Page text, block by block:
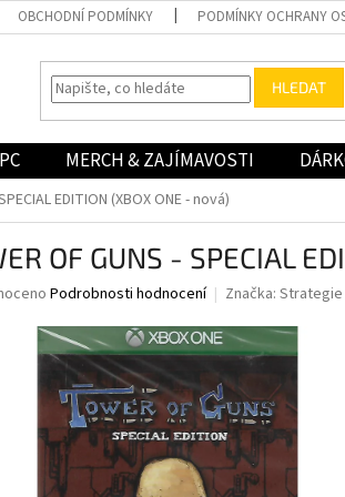
OBCHODNÍ PODMÍNKY PODMÍNKY OCHRANY
HLEDAT
PC MERCH & ZAJÍMAVOSTI
EDITION (XBOX ONE - nová)
OF GUNS - SPECIAL
Podrobnosti hodnocení Značka: Strategie